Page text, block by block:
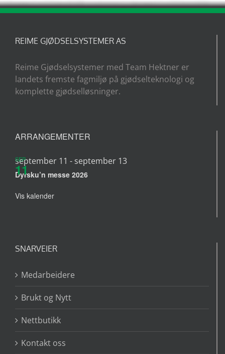
REIME GJØDSELSYSTEMER AS
Reime Gjødselsystemer med Team Hektner er
landets fremste fagmiljø på gjødselteknologi og
komplette gjødselløsninger.
ARRANGEMENTER
SEP
11
september 11 - september 13
Dyrsku’n messe 2026
Vis kalender
SNARVEIER
Medarbeidere
Brukt og Nytt
Nettbutikk
Kontakt oss